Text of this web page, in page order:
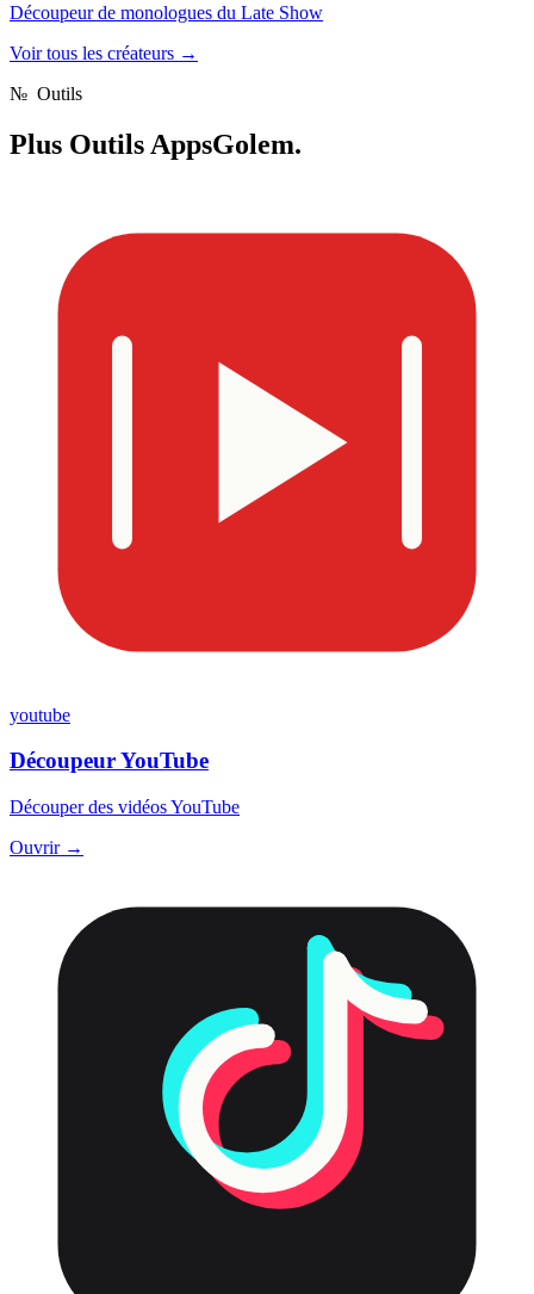
Découpeur de monologues du Late Show
Voir tous les créateurs →
№ Outils
Plus Outils AppsGolem.
youtube
Découpeur YouTube
Découper des vidéos YouTube
Ouvrir →